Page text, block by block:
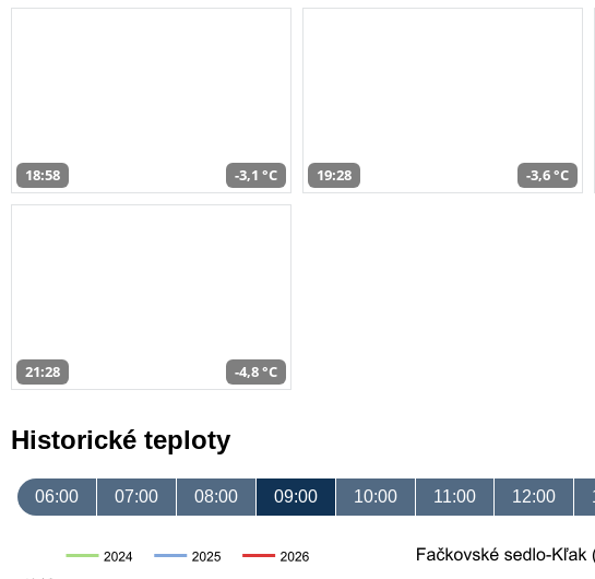
18:58 -3,1 °C 19:28 -3,6 °C
21:28 -4,8 °C
Historické teploty
06:00 07:00 08:00 09:00 10:00 11:00 12:00